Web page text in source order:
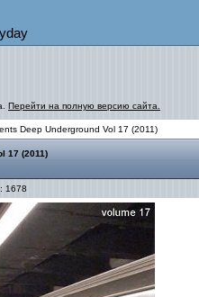
Перейти на полную версию сайта.
Deep Underground Vol 17 (2011)
17 (2011)
1678